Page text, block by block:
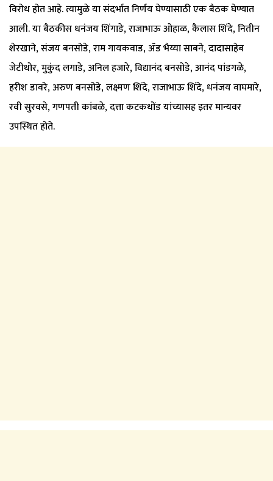
विरोध होत आहे. त्यामुळे या संदर्भात निर्णय घेण्यासाठी एक बैठक घेण्यात
आली. या बैठकीस धनंजय शिंगाडे, राजाभाऊ ओहाळ, कैलास शिंदे, नितीन
शेरखाने, संजय बनसोडे, राम गायकवाड, ॲड भैय्या साबने, दादासाहेब
जेटीथोर, मुकुंद लगाडे, अनिल हजारे, विद्यानंद बनसोडे, आनंद पांडगळे,
हरीश डावरे, अरुण बनसोडे, लक्ष्मण शिंदे, राजाभाऊ शिंदे, धनंजय वाघमारे,
रवी सुरवसे, गणपती कांबळे, दत्ता कटकधोंड यांच्यासह इतर मान्यवर
उपस्थित होते.